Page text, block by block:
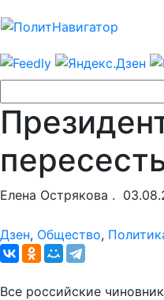
Елена Острякова .
Дзен, Общество,
Все российские